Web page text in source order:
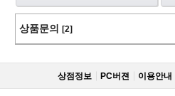
상품문의 [2]
상점정보 PC버젼 이용안내